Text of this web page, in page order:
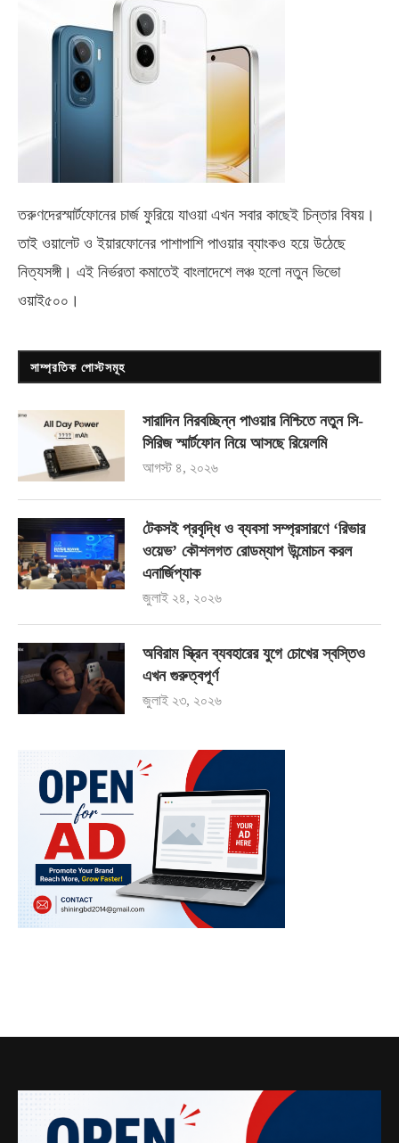
তরুণদেরস্মার্টফোনের চার্জ ফুরিয়ে যাওয়া এখন সবার কাছেই চিন্তার বিষয়।
তাই ওয়ালেট ও ইয়ারফোনের পাশাপাশি পাওয়ার ব্যাংকও হয়ে উঠেছে
নিত্যসঙ্গী। এই নির্ভরতা কমাতেই বাংলাদেশে লঞ্চ হলো নতুন ভিভো
ওয়াই৫০০ ।
সাম্প্রতিক পোস্টসমূহ
সারাদিন নিরবচ্ছিন্ন পাওয়ার নিশ্চিতে নতুন সি-
সিরিজ স্মার্টফোন নিয়ে আসছে রিয়েলমি
আগস্ট ৪, ২০২৬
টেকসই প্রবৃদ্ধি ও ব্যবসা সম্প্রসারণে ‘রিভার
ওয়েভ’ কৌশলগত রোডম্যাপ উন্মোচন করল
এনার্জিপ্যাক
জুলাই ২৪, ২০২৬
অবিরাম স্ক্রিন ব্যবহারের যুগে চোখের স্বস্তিও
এখন গুরুত্বপূর্ণ
জুলাই ২৩, ২০২৬